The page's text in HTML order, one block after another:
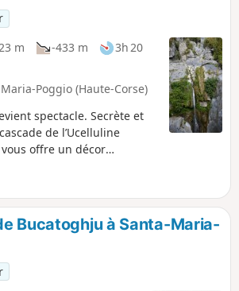
m -433 m
3h 20
Poggio (Haute-Corse)
spectacle. Secrète et
de l’Ucelluline
vous offre un décor
Santa Maria Poggio et San
site sauvage et préservé
limpide se déverse sous
son chemin jusqu'à la mer.
en journée, l’est
voile vaporeux
vous émerveillera.
Bucatoghju à Santa-Maria-